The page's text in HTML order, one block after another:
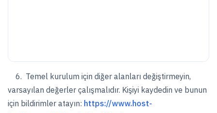
6. Temel kurulum için diğer alanları değiştirmeyin,
varsayılan değerler çalışmalıdır. Kişiyi kaydedin ve bunun
için bildirimler atayın: https://www.host-